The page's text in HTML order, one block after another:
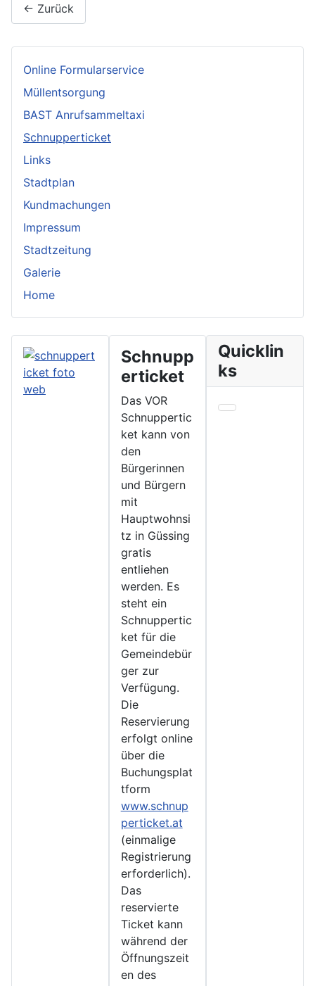
Online Formularservice
Müllentsorgung
BAST Anrufsammeltaxi
Schnupperticket
Links
Stadtplan
Kundmachungen
Impressum
Stadtzeitung
Galerie
Home
← Zurück
Schnupp
erticket
Das VOR
Schnuppertic
ket kann von
den
Bürgerinnen
und Bürgern
mit
Hauptwohnsi
tz in Güssing
gratis
entliehen
werden. Es
steht ein
Schnuppertic
ket für die
Gemeindebür
ger zur
Verfügung.
Die
Reservierung
erfolgt online
über die
Buchungsplat
tform
www.schnup
perticket.at
(einmalige
Registrierung
erforderlich).
Das
reservierte
Ticket kann
während der
Öffnungszeit
en des
Quicklin
ks